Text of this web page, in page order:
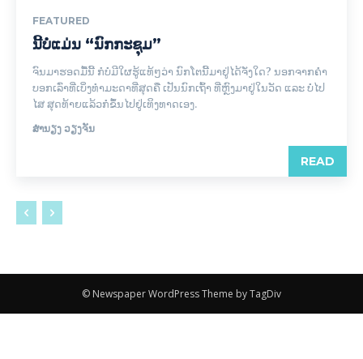
FEATURED
ນີ້ບໍ່ແມ່ນ “ນົກກະຊຸມ”
ຈົນມາຮອດມື້ນີ້ ກໍບໍ່ມີໃຜຮູ້ແທ້ໆວ່າ ນົກໂຕນີ້ມາຢູ່ໄດ້ຈັ່ງໃດ? ນອກຈາກຄຳ
ບອກເລົ່າທີ່ເບິ່ງທຳມະດາທີ່ສຸດຄື ເປັນນົກເຖົ້າ ທີ່ຫຼົງມາຢູ່ໃນວັດ ແລະ ບໍ່ໄປ
ໄສ ສຸດທ້າຍແລ້ວກໍຂຶ້ນໄປຢູ່ເທິງທາດເອງ.
ສຳນຽງ ວຽງຈັນ
READ
© Newspaper WordPress Theme by TagDiv